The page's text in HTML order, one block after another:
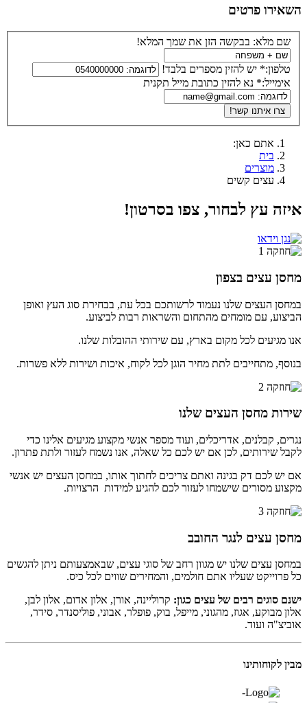
השאירו פרטים
שם מלא: בבקשה הזן את שמך המלא!
טלפון:* יש להזין מספרים בלבד!
אימייל:* נא להזין כתובת מייל תקנית
צרו איתנו קשר!
אתם כאן:
בית
מוצרים
עצים קשים
איזה עץ לבחור, צפו בסרטון!
מחסן עצים בצפון
במחסן העצים שלנו נעמוד לרשותכם בכל עת, בבחירת סוג העץ ואופן
הביצוע, עם מומחים מהתחום והשראות רבות לביצוע.
אנו מגיעים לכל מקום בארץ, עם שירותי ההובלות שלנו.
בנוסף, מתחייבים לתת מחיר הוגן לכל לקוח, איכות ושירות ללא פשרות.
שירות מחסן העצים שלנו
נגרים, קבלנים, אדריכלים, ועוד מספר אנשי מקצוע מגיעים אלינו כדי
לקבל שירותים, לכן אם יש לכם כל שאלה, אנו נשמח לעזור ולתת פתרון.
אם יש לכם דק בגינה ואתם צריכים לחתוך אותו, במחסן העצים יש אנשי
מקצוע מסורים שישמחו לעזור לכם להגיע למידות הרצויות.
מחסן עצים לנגר החובב
במחסן עצים שלנו יש מגוון רחב של סוגי עצים, שבאמצעותם ניתן להגשים
כל פרוייקט שעליו אתם חולמים, והמחירים שווים לכל כיס.
ישנם סוגים רבים של עצים כגון: קרוליינה, אורן, אלון אדום, אלון לבן,
אלון מבוקע, אגוז, מהגוני, מייפל, בוק, פופלר, אבוני, פוליסנדר, סידר,
אוביצ"ה ועוד.
מבין לקוחותינו